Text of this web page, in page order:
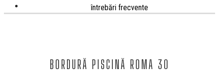
întrebări frecvente
BORDURĂ PISCINĂ ROMA 30